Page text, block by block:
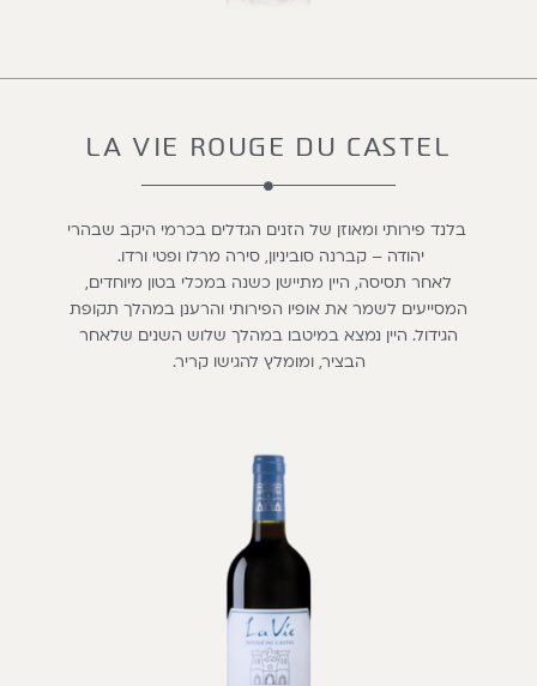
LA VIE ROUGE DU CASTEL
בלנד פירותי ומאוזן של הזנים הגדלים בכרמי היקב שבהרי
יהודה – קברנה סוביניון, סירה מרלו ופטי ורדו.
לאחר תסיסה, היין מתיישן כשנה במכלי בטון מיוחדים,
המסייעים לשמר את אופיו הפירותי והרענן במהלך תקופת
הגידול. היין נמצא במיטבו במהלך שלוש השנים שלאחר
הבציר, ומומלץ להגישו קריר.